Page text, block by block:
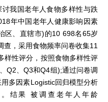
我国老年人食物多样性与跌
年中国老年人健康影响因素
区、直辖市)的10 698名65岁
查，采用食物频率问卷收集11
样性评分，按照食物多样性评
Q2、Q3和Q4组);通过问卷调
多因素Logistic回归模型分析
结果 被调查老年人年龄